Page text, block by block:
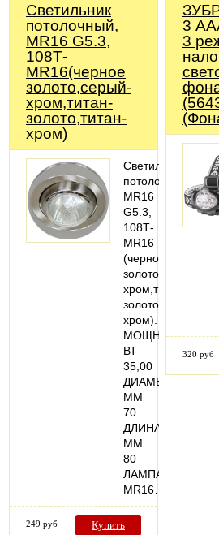
Светильник
потолочный,
MR16 G5.3,
108Т-
MR16(черное
золото,серый-
хром,титан-
золото,титан-
хром)
Светильник
потолочный,
MR16
G5.3,
108Т-
MR16
(черное
золото,серый-
хром,титан-
золото,титан-
хром).
МОЩНОСТЬ,
ВТ
35,00
ДИАМЕТР,
ММ
70
ДЛИНА,
ММ
80
ЛАМПА
MR16…
249 руб Купить
3
3
320 руб